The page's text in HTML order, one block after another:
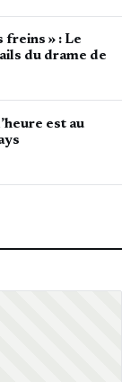
freins » : Le
du drame de
est au